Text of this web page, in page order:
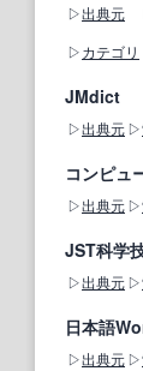
出典元
カテゴリ
JMdict
出典元
コンピュ
出典元
JST科学
出典元
日本語
出典元